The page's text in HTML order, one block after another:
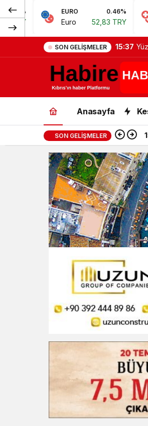
EURO 0.46%
52,83 TRY
CHF
İsviçre Frangı
SON GELIŞMELER 15:37
Anasayfa
SON GELIŞMELER